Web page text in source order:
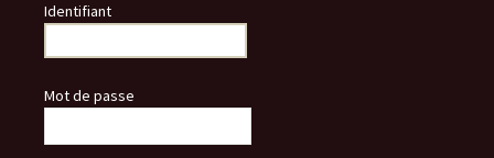
Identifiant
Mot de passe